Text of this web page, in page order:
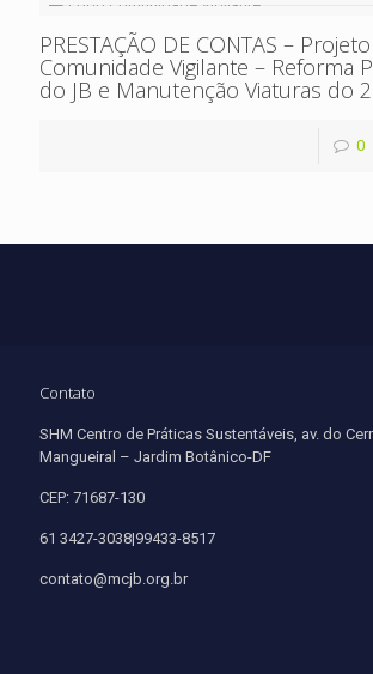
PRESTAÇÃO DE CONTAS – Projeto
Comunidade Vigilante – Reforma
do JB e Manutenção Viaturas do
0
Contato
SHM Centro de Práticas Sustentáveis, av. do
Mangueiral – Jardim Botânico-DF
CEP: 71687-130
61 3427-3038|99433-8517
contato@mcjb.org.br